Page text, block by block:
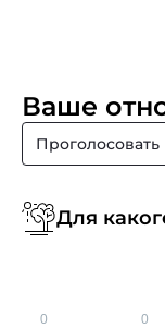
Ваше
Проголосовать
Для